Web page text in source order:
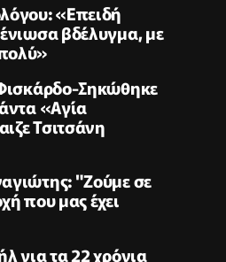
«Επειδή
βδέλυγμα, με
Σηκώθηκε
«Αγία
Τσιτσάνη
"Ζούμε σε
που μας έχει
για τα 22 χρόνια